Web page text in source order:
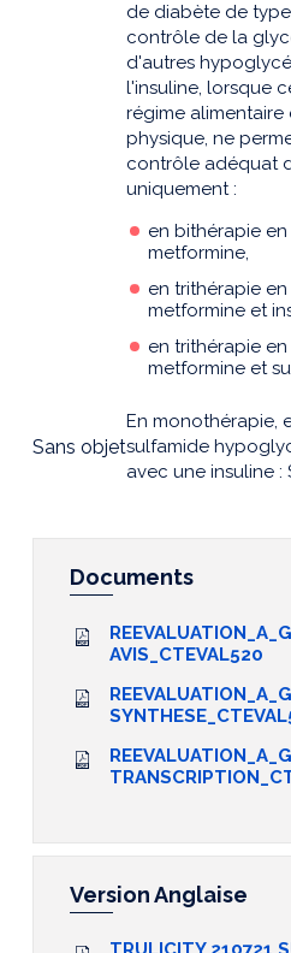
de diabète de
contrôle de la
d'autres
l'insuline, lorsque
régime
physique, ne
contrôle adéquat
uniquement :
en bithérapie
metformine,
en trithérapie
metformine et
en trithérapie
metformine et
Sans objet
En monothérapie,
sulfamide
avec une insuline :
Documents
AVIS_CTEVAL520
Version Anglaise